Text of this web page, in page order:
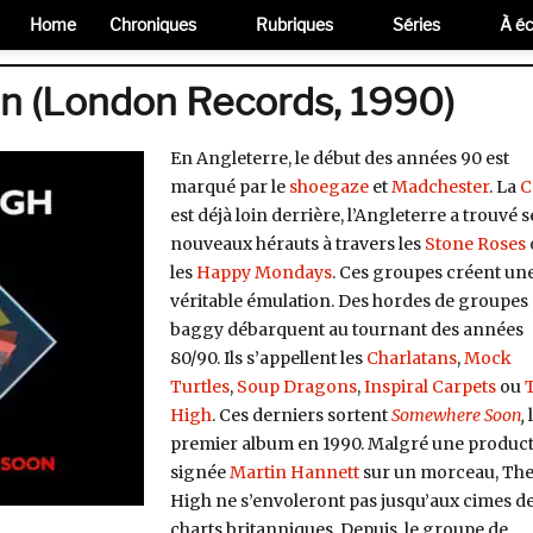
(London Records, 1990)
En Angleterre, le début des années 90 est
marqué par le shoegazeetMadchester. La
est déjà loin derrière, l’Angleterre a trouvé
nouveaux hérauts à travers les Stone Roses
les Happy Mondays. Ces groupes créent
véritable émulation. Des hordes de groupes
baggy débarquent au tournant des années
80/90. Ils s’appellent les Charlatans,Mock
Turtles, Soup Dragons,Inspiral Carpetsou
High. Ces derniers sortentSomewhere Soon,
premier album en 1990. Malgré une
signéeMartin Hannettsur un morceau, The
High ne s’envoleront pas jusqu’aux cimes
Home Chroniques Rubriques Séries À